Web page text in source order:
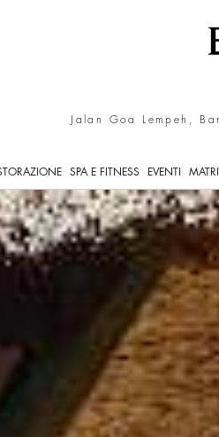
Bali,
Jalan Goa Lempeh,
SPA E FITNESS EVENTI